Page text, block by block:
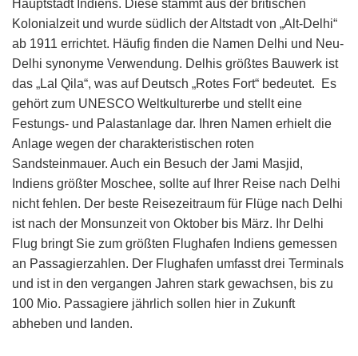
Hauptstadt Indiens. Diese stammt aus der britischen
Kolonialzeit und wurde südlich der Altstadt von „Alt-Delhi“
ab 1911 errichtet. Häufig finden die Namen Delhi und Neu-
Delhi synonyme Verwendung. Delhis größtes Bauwerk ist
das „Lal Qila“, was auf Deutsch „Rotes Fort“ bedeutet. Es
gehört zum UNESCO Weltkulturerbe und stellt eine
Festungs- und Palastanlage dar. Ihren Namen erhielt die
Anlage wegen der charakteristischen roten
Sandsteinmauer. Auch ein Besuch der Jami Masjid,
Indiens größter Moschee, sollte auf Ihrer Reise nach Delhi
nicht fehlen. Der beste Reisezeitraum für Flüge nach Delhi
ist nach der Monsunzeit von Oktober bis März. Ihr Delhi
Flug bringt Sie zum größten Flughafen Indiens gemessen
an Passagierzahlen. Der Flughafen umfasst drei Terminals
und ist in den vergangen Jahren stark gewachsen, bis zu
100 Mio. Passagiere jährlich sollen hier in Zukunft
abheben und landen.